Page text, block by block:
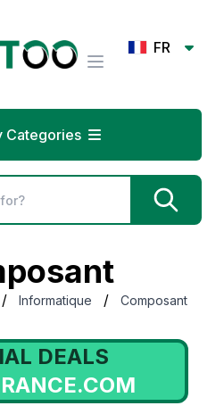
FR
Categories
/ Informatique / Composant
DEALS